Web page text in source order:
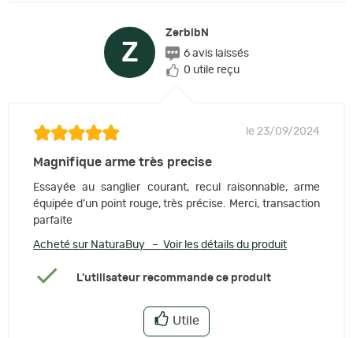
Z
ZerbibN
6 avis laissés
0 utile reçu
le 23/09/2024
Magnifique arme très precise
Essayée au sanglier courant, recul raisonnable, arme
équipée d'un point rouge, très précise. Merci, transaction
parfaite
Acheté sur NaturaBuy – Voir les détails du produit
L'utilisateur recommande ce produit
Utile